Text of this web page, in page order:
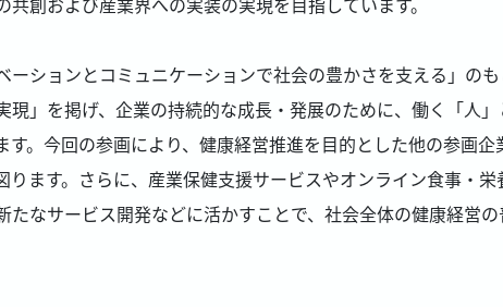
ーションとコミュニケーションで社会の豊かさを支える」の
」を掲げ、企業の持続的な成長・発展のために、働く「人
す。今回の参画により、健康経営推進を目的とした他の参画
ります。さらに、産業保健支援サービスやオンライン食事・
なサービス開発などに活かすことで、社会全体の健康経営の